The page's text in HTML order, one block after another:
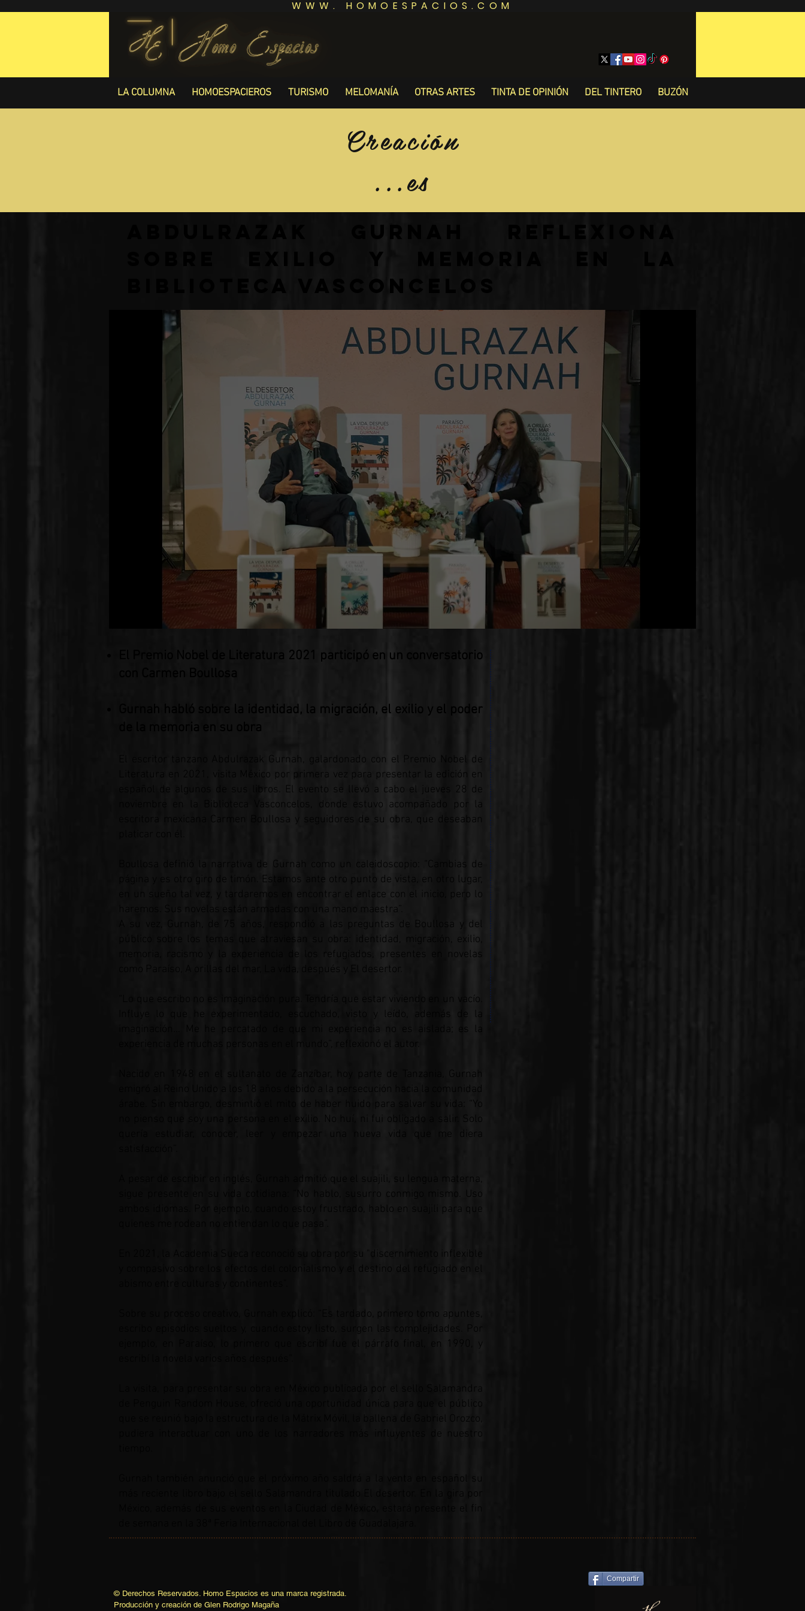
WWW. HOMOESPACIOS.COM
LA COLUMNA HOMOESPACIEROS TURISMO MELOMANÍA OTRAS ARTES TINTA DE OPINIÓN DEL TINTERO BUZÓN
Creación
...es
Abdulrazak Gurnah reflexiona
sobre exilio y memoria en la
Biblioteca Vasconcelos
El Premio Nobel de Literatura 2021 participó en un conversatorio
Gurnah habló sobre la identidad, la migración, el exilio y el poder
El escritor tanzano Abdulrazak Gurnah, galardonado con el Premio Nobel de
Literatura en 2021, visita México por primera vez para presentar la edición en
español de algunos de sus libros. El evento se llevó a cabo el jueves 28 de
noviembre en la Biblioteca Vasconcelos, donde estuvo acompañado por la
escritora mexicana Carmen Boullosa y seguidores de su obra, que deseaban
Boullosa definió la narrativa de Gurnah como un caleidoscopio: “Cambias de
página y es otro giro de timón. Estamos ante otro punto de vista, en otro lugar,
en un sueño tal vez, y tardaremos en encontrar el enlace con el inicio, pero lo
haremos. Sus novelas están armadas con una mano maestra”.
A su vez, Gurnah, de 75 años, respondió a las preguntas de Boullosa y del
público sobre los temas que atraviesan su obra: identidad, migración, exilio,
memoria, racismo y la experiencia de los refugiados, presentes en novelas
como Paraíso, A orillas del mar, La vida, después y El desertor.
“Lo que escribo no es imaginación pura. Tendría que estar viviendo en un vacío.
Influye lo que he experimentado, escuchado, visto y leído, además de la
imaginación… Me he percatado de que mi experiencia no es aislada; es la
experiencia de muchas personas en el mundo”, reflexionó el autor.
Nacido en 1948 en el sultanato de Zanzíbar, hoy parte de Tanzania, Gurnah
emigró al Reino Unido a los 18 años debido a la persecución hacia la comunidad
árabe. Sin embargo, desmintió el mito de haber huido para salvar su vida: “Yo
no pienso que soy una persona en el exilio. No huí, ni fui obligado a salir. Solo
quería estudiar, conocer, leer y empezar una nueva vida que me diera
A pesar de escribir en inglés, Gurnah admitió que el suajili, su lengua materna,
sigue presente en su vida cotidiana: “No hablo, susurro conmigo mismo. Uso
ambos idiomas. Por ejemplo, cuando estoy frustrado, hablo en suajili para que
En 2021, la Academia Sueca reconoció su obra por su "discernimiento inflexible
y compasivo sobre los efectos del colonialismo y el destino del refugiado en el
Sobre su proceso creativo, Gurnah explicó: “Es tardado, primero tomo apuntes,
escribo episodios sueltos y, cuando estoy listo, surgen las complejidades. Por
ejemplo, en Paraíso, lo primero que escribí fue el párrafo final, en 1990, y
que se reunió bajo la estructura de la Mátrix Móvil, la ballena de Gabriel Orozco,
Gurnah también anunció que el próximo año saldrá a la venta en español su
más reciente libro bajo el sello Salamandra titulado El desertor. En la gira por
Compartir
© Derechos Reservados. Homo Espacios es una marca registrada.
Producción y creación de Glen Rodrigo Magaña